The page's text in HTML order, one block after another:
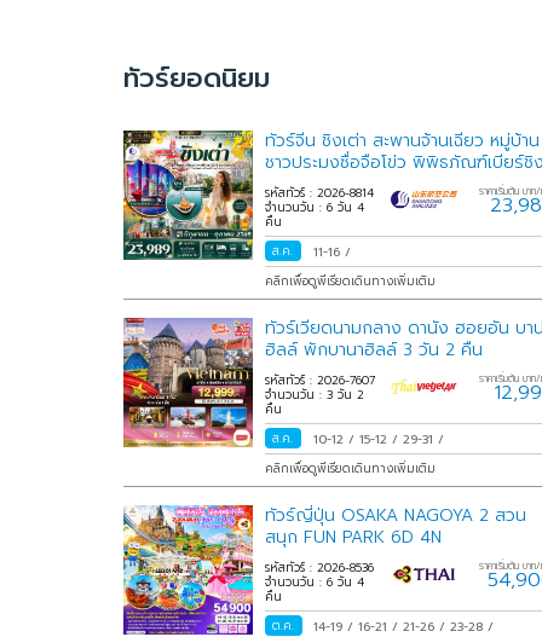
ทัวร์ยอดนิยม
ทัวร์จีน ชิงเต่า สะพานจ้านเฉียว หมู่บ้าน
ชาวประมงซื่อจือโข่ว พิพิธภัณฑ์เบียร์ชิง
เต่า Freeday 6 วัน 4
รหัสทัวร์ : 2026-8814
จำนวนวัน : 6 วัน 4
คืน
ราคาเริ่มต้น บาท
ส.ค. 11-16 /
คลิกเพื่อดูพีเรียดเดินทางเพิ่มเติม
ทัวร์เวียดนามกลาง ดานัง ฮอยอัน บา
ฮิลล์ พักบานาฮิลล์ 3 วัน 2 คืน
รหัสทัวร์ : 2026-7607
จำนวนวัน : 3 วัน 2
คืน
ราคาเริ่มต้น บาท
ส.ค. 10-12 / 15-12 / 29-31 /
คลิกเพื่อดูพีเรียดเดินทางเพิ่มเติม
ทัวร์ญี่ปุ่น OSAKA NAGOYA 2 สวน
สนุก FUN PARK 6D 4N
รหัสทัวร์ : 2026-8536
จำนวนวัน : 6 วัน 4
คืน
ราคาเริ่มต้น บาท
ต.ค. 14-19 / 16-21 / 21-26 / 23-28 /